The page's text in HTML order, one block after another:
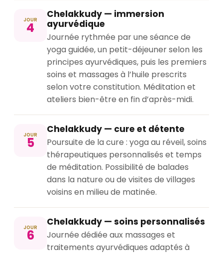
JOUR
4
Chelakkudy — immersion
ayurvédique
Journée rythmée par une séance de
yoga guidée, un petit-déjeuner selon les
principes ayurvédiques, puis les premiers
soins et massages à l’huile prescrits
selon votre constitution. Méditation et
ateliers bien-être en fin d’après-midi.
JOUR
5
Chelakkudy — cure et détente
Poursuite de la cure : yoga au réveil, soins
thérapeutiques personnalisés et temps
de méditation. Possibilité de balades
dans la nature ou de visites de villages
voisins en milieu de matinée.
JOUR
6
Chelakkudy — soins personnalisés
Journée dédiée aux massages et
traitements ayurvédiques adaptés à